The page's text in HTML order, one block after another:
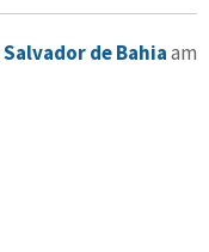
Salvador de Bahiaam